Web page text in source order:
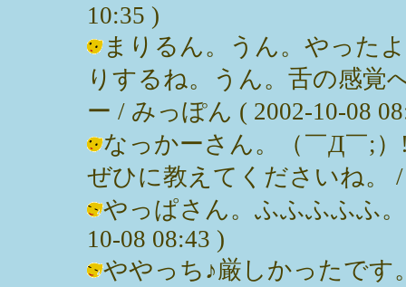
10:35 )
まりるん。うん。やった
りするね。うん。舌の感覚
ー / みっぽん ( 2002-10-08
なっかーさん。（￣Д￣;
ぜひに教えてくださいね。
やっぱさん。ふふふふふ
10-08 08:43 )
ややっち♪厳しかったです